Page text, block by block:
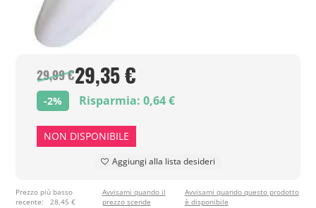
29,99 €29,35 €
-2% Risparmia: 0,64 €
NON DISPONIBILE
Aggiungi alla lista desideri
Prezzo più basso
recente:
28,45 €
Avvisami quando il
prezzo scende
Avvisami quando questo prodotto
è disponibile